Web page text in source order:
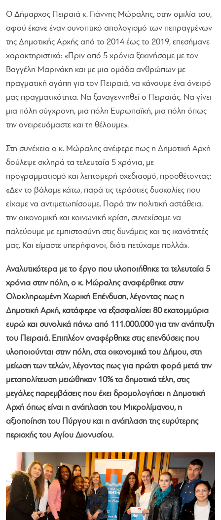
Ο Δήμαρχος Πειραιά κ. Γιάννης Μώραλης, στην ομιλία του,
αφού έκανε έναν συνοπτικό απολογισμό των πεπραγμένων
της Δημοτικής Αρχής από το 2014 έως το 2019, επεσήμανε
χαρακτηριστικά: «Πριν από 5 χρόνια ξεκινήσαμε με τον
Βαγγέλη Μαρινάκη και με μια ομάδα ανθρώπων με
πραγματική αγάπη για τον Πειραιά, να κάνουμε ένα όνειρό
μας πραγματικότητα. Να ξαναγεννηθεί ο Πειραιάς. Να γίνει
μια πόλη σύγχρονη, μια πόλη Ευρωπαϊκή, μια πόλη όπως
την ονειρευόμαστε και τη θέλουμε».
Στη συνέχεια ο κ. Μώραλης ανέφερε πως η Δημοτική Αρχή
δούλεψε σκληρά τα τελευταία 5 χρόνια, με
προγραμματισμό και λεπτομερή σχεδιασμό, προσθέτοντας:
«Δεν το βάλαμε κάτω, παρά τις τεράστιες δυσκολίες που
είχαμε να αντιμετωπίσουμε. Παρά την πολιτική αστάθεια,
την οικονομική και κοινωνική κρίση, συνεχίσαμε να
παλεύουμε με εμπιστοσύνη στις δυνάμεις και τις ικανότητές
μας. Και είμαστε υπερήφανοι, διότι πετύχαμε πολλά».
Αναλυτικότερα με το έργο που υλοποιήθηκε τα τελευταία 5
χρόνια στην πόλη, ο κ. Μώραλης αναφέρθηκε στην
Ολοκληρωμένη Χωρική Επένδυση, λέγοντας πως η
Δημοτική Αρχή, κατάφερε να εξασφαλίσει 80 εκατομμύρια
ευρώ και συνολικά πάνω από 111.000.000 για την ανάπτυξη
του Πειραιά. Επιπλέον αναφέρθηκε στις επενδύσεις που
υλοποιούνται στην πόλη, στα οικονομικά του Δήμου, στη
μείωση των τελών, λέγοντας πως για πρώτη φορά μετά την
μεταπολίτευση μειώθηκαν 10% τα δημοτικά τέλη, στις
μεγάλες παρεμβάσεις που έχει δρομολογήσει η Δημοτική
Αρχή όπως είναι η ανάπλαση του Μικρολίμανου, η
αξιοποίηση του Πύργου και η ανάπλαση της ευρύτερης
περιοχής του Αγίου Διονυσίου.